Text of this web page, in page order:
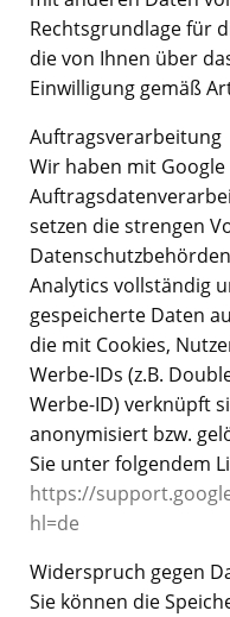
Rechtsgrundlage für
die von Ihnen über
Einwilligung gemäß
Auftragsverarbeitung
Wir haben mit
setzen die strengen
Analytics vollständig
gespeicherte Daten
die mit Cookies,
Werbe-IDs (z.B.
Werbe-ID) verknüpft
anonymisiert bzw.
Sie unter folgendem
https://
hl=de
Widerspruch gegen
Sie können die